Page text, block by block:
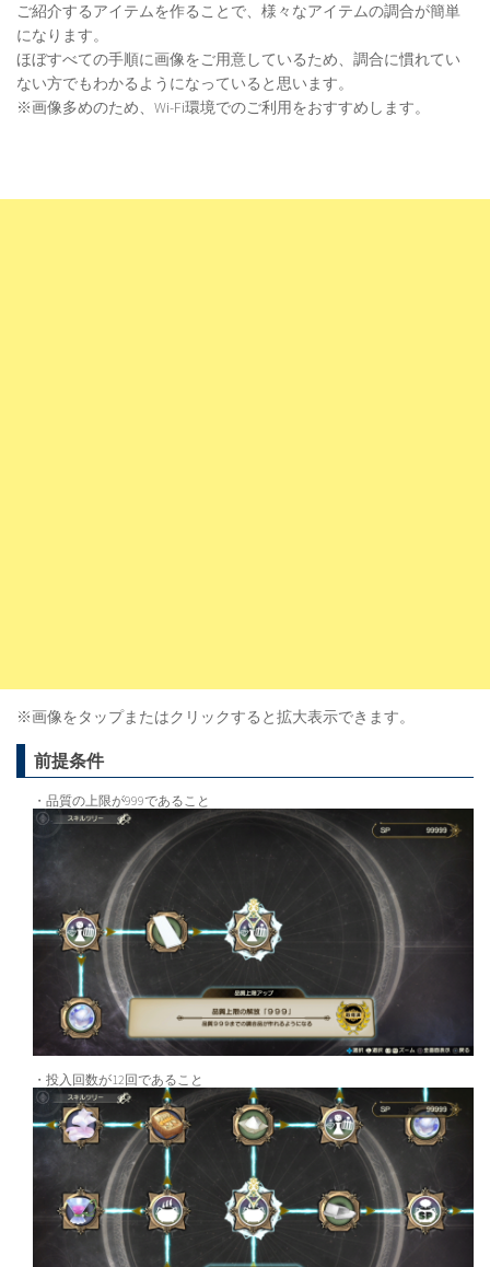
ご紹介するアイテムを作ることで、様々なアイテムの調合が簡単
になります。
ほぼすべての手順に画像をご用意しているため、調合に慣れてい
ない方でもわかるようになっていると思います。
※画像多めのため、Wi-Fi環境でのご利用をおすすめします。
※画像をタップまたはクリックすると拡大表示できます。
前提条件
・品質の上限が999であること
・投入回数が12回であること